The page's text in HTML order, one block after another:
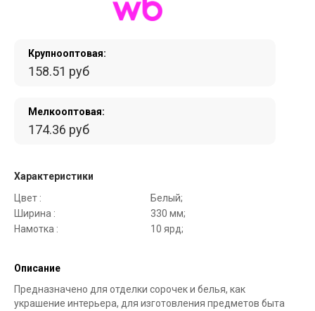
Крупнооптовая:
158.51 руб
Мелкооптовая:
174.36 руб
Характеристики
Цвет :
Белый;
Ширина :
330 мм;
Намотка :
10 ярд;
Описание
Предназначено для отделки сорочек и белья, как
украшение интерьера, для изготовления предметов быта